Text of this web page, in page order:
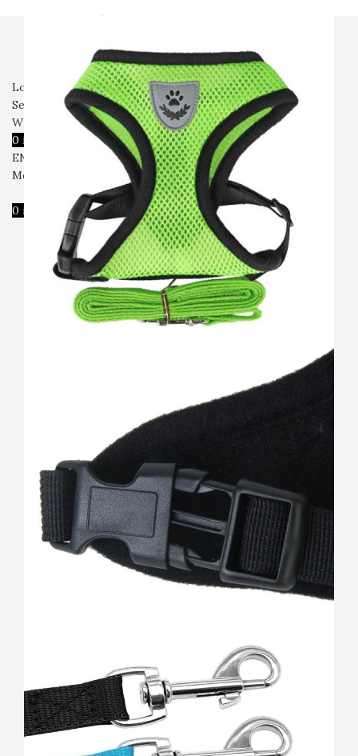
전체상품강아지고양이입고예정회사소개자주묻는질문
Login / Register
Search
Wishlist
0 items
ENG
Menu
0 items 0